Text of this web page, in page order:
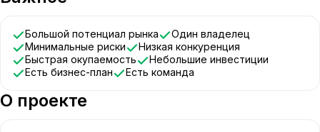
Большой потенциал рынка
Один владелец
Минимальные риски
Низкая конкуренция
Быстрая окупаемость
Небольшие инвестиции
Есть бизнес-план
Есть команда
О проекте